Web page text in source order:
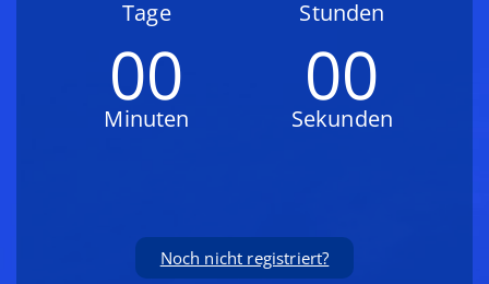
Tage Stunden
00
Minuten 00
Sekunden
Noch nicht registriert?